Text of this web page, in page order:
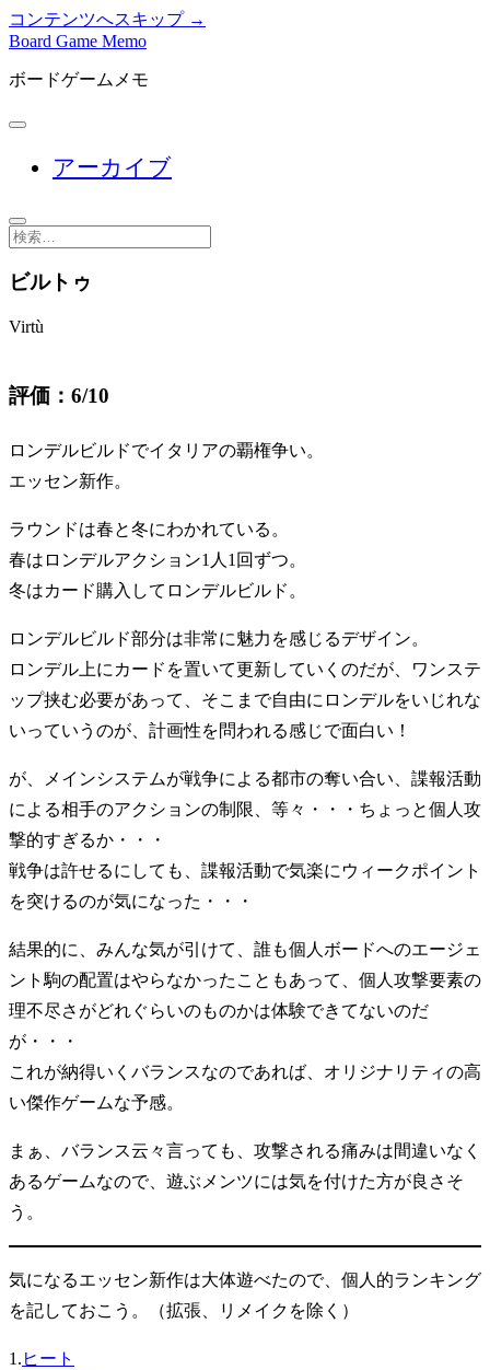
コンテンツへスキップ →
Board Game Memo
ボードゲームメモ
メ
開
く
アーカイブ
検
ビルトゥ
Virtù
評価：6/10
ロンデルビルドでイタリアの覇権争い。
エッセン新作。
ラウンドは春と冬にわかれている。
春はロンデルアクション1人1回ずつ。
冬はカード購入してロンデルビルド。
ロンデルビルド部分は非常に魅力を感じるデザイン。
ロンデル上にカードを置いて更新していくのだが、ワンステ
ップ挟む必要があって、そこまで自由にロンデルをいじれな
いっていうのが、計画性を問われる感じで面白い！
が、メインシステムが戦争による都市の奪い合い、諜報活動
による相手のアクションの制限、等々・・・ちょっと個人攻
撃的すぎるか・・・
戦争は許せるにしても、諜報活動で気楽にウィークポイント
を突けるのが気になった・・・
結果的に、みんな気が引けて、誰も個人ボードへのエージェ
ント駒の配置はやらなかったこともあって、個人攻撃要素の
理不尽さがどれぐらいのものかは体験できてないのだ
が・・・
これが納得いくバランスなのであれば、オリジナリティの高
い傑作ゲームな予感。
まぁ、バランス云々言っても、攻撃される痛みは間違いなく
あるゲームなので、遊ぶメンツには気を付けた方が良さそ
う。
気になるエッセン新作は大体遊べたので、個人的ランキング
を記しておこう。（拡張、リメイクを除く）
1. ヒート